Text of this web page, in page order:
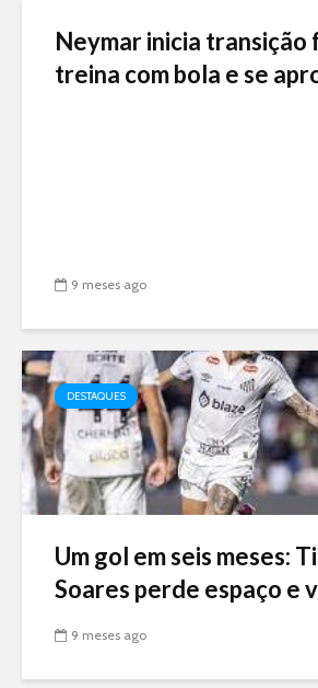
Neymar inicia transição
treina com bola e se
9 meses ago
DESTAQUES
Um gol em seis meses:
Soares perde espaço e
9 meses ago